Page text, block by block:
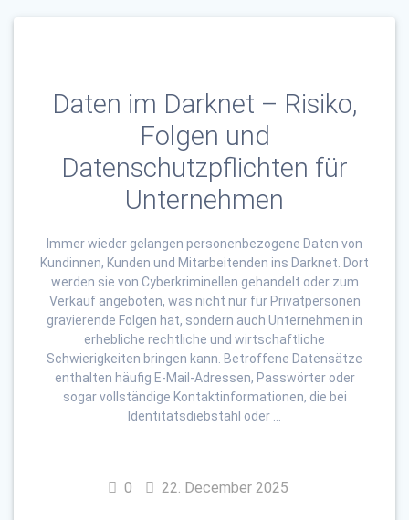
Daten im Darknet – Risiko,
Folgen und
Datenschutzpflichten für
Unternehmen
Immer wieder gelangen personenbezogene Daten von
Kundinnen, Kunden und Mitarbeitenden ins Darknet. Dort
werden sie von Cyberkriminellen gehandelt oder zum
Verkauf angeboten, was nicht nur für Privatpersonen
gravierende Folgen hat, sondern auch Unternehmen in
erhebliche rechtliche und wirtschaftliche
Schwierigkeiten bringen kann. Betroffene Datensätze
enthalten häufig E-Mail-Adressen, Passwörter oder
sogar vollständige Kontaktinformationen, die bei
Identitätsdiebstahl oder …
0 22. December 2025